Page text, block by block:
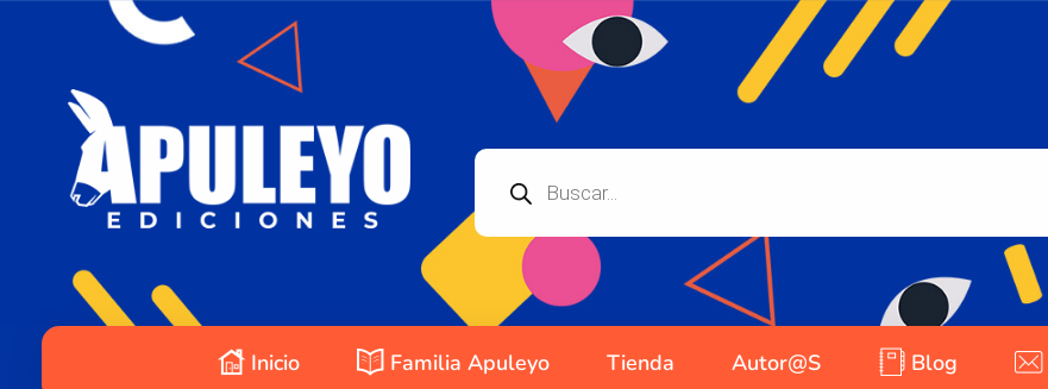
Inicio Familia Apuleyo Tienda Autor@s Blog